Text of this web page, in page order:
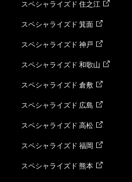
スペシャライズド 住之江
スペシャライズド 箕面
スペシャライズド 神戸
スペシャライズド 和歌山
スペシャライズド 倉敷
スペシャライズド 広島
スペシャライズド 高松
スペシャライズド 福岡
スペシャライズド 熊本